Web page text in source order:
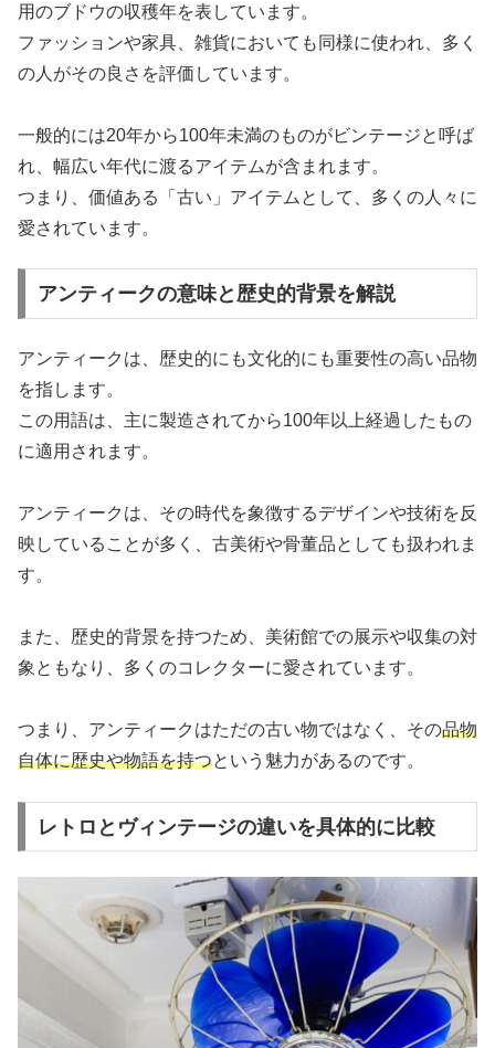
用のブドウの収穫年を表しています。
ファッションや家具、雑貨においても同様に使われ、多く
の人がその良さを評価しています。
一般的には20年から100年未満のものがビンテージと呼ば
れ、幅広い年代に渡るアイテムが含まれます。
つまり、価値ある「古い」アイテムとして、多くの人々に
愛されています。
アンティークの意味と歴史的背景を解説
アンティークは、歴史的にも文化的にも重要性の高い品物
を指します。
この用語は、主に製造されてから100年以上経過したもの
に適用されます。
アンティークは、その時代を象徴するデザインや技術を反
映していることが多く、古美術や骨董品としても扱われま
す。
また、歴史的背景を持つため、美術館での展示や収集の対
象ともなり、多くのコレクターに愛されています。
つまり、アンティークはただの古い物ではなく、その品物
自体に歴史や物語を持つという魅力があるのです。
レトロとヴィンテージの違いを具体的に比較